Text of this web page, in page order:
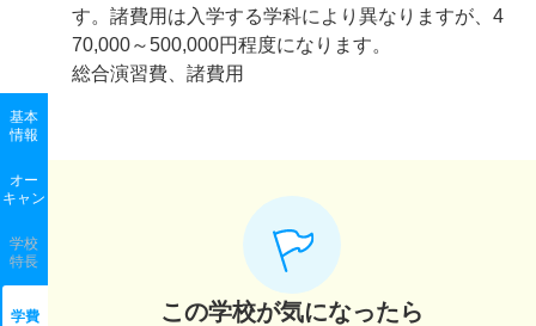
基本
情報
オー
キャン
学校
特長
学費
す。諸費用は入学する学科により異なりますが、4
70,000～500,000円程度になります。
総合演習費、諸費用
この学校が気になったら